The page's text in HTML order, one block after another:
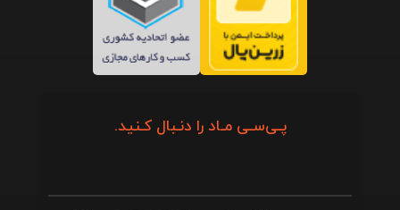
پـی‌سـی مـاد را دنـبال کـنید.